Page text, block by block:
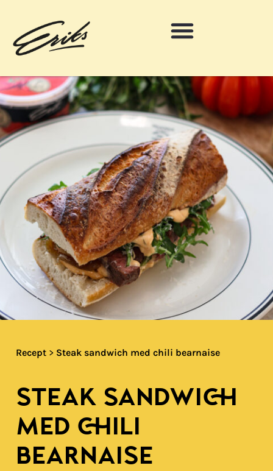
Recept > Steak sandwich med chili bearnaise
STEAK SANDWICH
MED CHILI
BEARNAISE